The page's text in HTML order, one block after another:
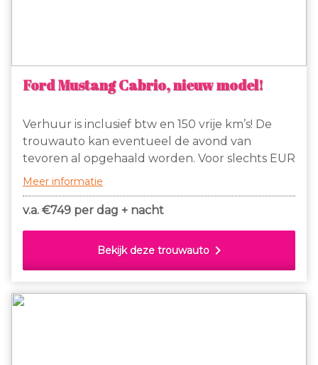
Ford Mustang Cabrio, nieuw model!
Verhuur is inclusief btw en 150 vrije km’s! De
trouwauto kan eventueel de avond van
tevoren al opgehaald worden. Voor slechts EUR
749- per dag + nacht te huur; deze prachtige
witte Ford Mustang cabrio, nieuwste model! Dit
is de enige witte Ford Mustang cabrio (nieuw
150 km vrij en daarna slechts EUR 1,50 extra per
km. Gaan jullie binnenkort trouwen, huur dan
onvergetelijke dag te maken!
Meer informatie
v.a. €749 per dag + nacht
Bekijk deze trouwauto chevron_right